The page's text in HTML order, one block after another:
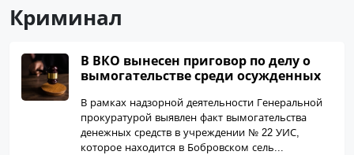
Криминал
В ВКО вынесен приговор по делу о
вымогательстве среди осужденных
В рамках надзорной деятельности Генеральной
прокуратурой выявлен факт вымогательства
денежных средств в учреждении № 22 УИС,
которое находится в Бобровском сель...